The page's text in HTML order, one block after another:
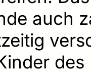
auch
des